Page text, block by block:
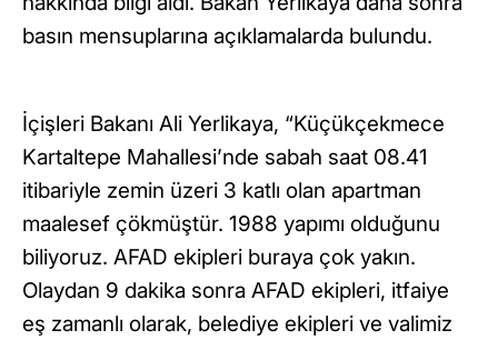
basın mensuplarına açıklamalarda bulundu.
İçişleri Bakanı Ali Yerlikaya, “Küçükçekmece
Kartaltepe Mahallesi’nde sabah saat 08.41
itibariyle zemin üzeri 3 katlı olan apartman
maalesef çökmüştür. 1988 yapımı olduğunu
biliyoruz. AFAD ekipleri buraya çok yakın.
Olaydan 9 dakika sonra AFAD ekipleri, itfaiye
eş zamanlı olarak, belediye ekipleri ve valimiz